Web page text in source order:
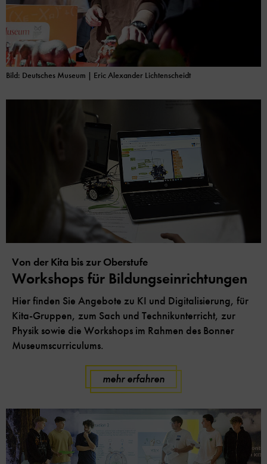
Bild: Deutsches Museum | Eric Alexander Lichtenscheidt
Von der Kita bis zur Oberstufe
Workshops für Bildungseinrichtungen
Hier finden Sie Angebote zu KI und Digitalisierung, für
Kita-Gruppen, zum Sach und Technikunterricht, zur
Physik sowie die Workshops im Rahmen des Bonner
Museumscurriculums.
mehr erfahren